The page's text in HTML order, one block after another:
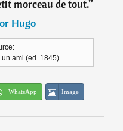
morceau de tout.”
Hugo
un ami (ed. 1845)
WhatsApp Image